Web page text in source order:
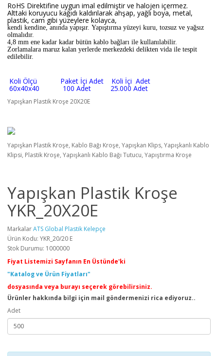
RoHS Direktifine uygun imal edilmiştir ve halojen içermez.
Alttaki koruyucu kağıdı kaldırılarak ahşap, yağlı boya, metal,
plastik, cam gibi yüzeylere kolayca,
kendi kendine, anında yapışır. Yapıştırma yüzeyi kuru, tozsuz ve yağsız
olmalıdır.
4,8 mm ene kadar kadar bütün kablo bağları ile kullanılabilir.
Zorlamalara maruz kalan yerlerde merkezdeki delikten vida ile tespit
edilebilir.
Koli Ölçü Paket İçi Adet Koli İçi Adet
60x40x40 100 Adet 25.000 Adet
Yapışkan Plastik Kroşe 20X20E
Yapışkan Plastik Kroşe, Kablo Bağı Kroşe, Yapışkan Klips, Yapışkanlı Kablo
Klipsi, Plastik Kroşe, Yapışkanlı Kablo Bağı Tutucu, Yapıştırma Kroşe
Yapışkan Plastik Kroşe
YKR_20X20E
MarkalarATS Global Plastik Kelepçe
Ürün Kodu: YKR_20/20 E
Stok Durumu: 1000000
Fiyat Listemizi Sayfanın En Üstünde'ki
"Katalog ve Ürün Fiyatları"
dosyasında veya burayı seçerek görebilirsiniz.
Ürünler hakkında bilgi için mail göndermenizi rica ediyoruz..
Adet